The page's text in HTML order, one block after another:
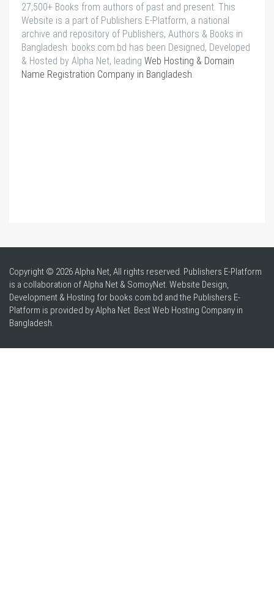
27,500+ Books from authors of past and present. This
Website is a part of Publishers E-Platform, a national
archive and repository of Publishers, Authors & Books in
Bangladesh. books.com.bd has been Designed, Developed
& Hosted by Alpha Net, leading Web Hosting & Domain
Name Registration Company in Bangladesh
Copyright © 2026 Alpha Net, All rights reserved. Publishers E-Platform
is a collaboration of Alpha Net & SomoyNet. Website Design
Development & Hosting for books.com.bd and the Publishers E-
Platform is provided by Alpha Net. BestWeb Hosting Company in
Bangladesh